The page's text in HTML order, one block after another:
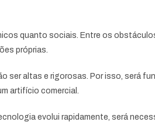
quanto sociais. Entre os
próprias.
ser altas e rigorosas. Por isso, será
artifício comercial.
evolui rapidamente, será